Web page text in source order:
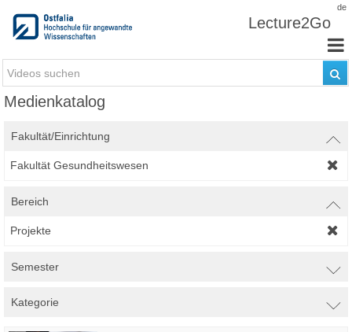
de
Lecture2Go
Medienkatalog
Fakultät/Einrichtung
Fakultät Gesundheitswesen
Bereich
Projekte
Semester
Kategorie